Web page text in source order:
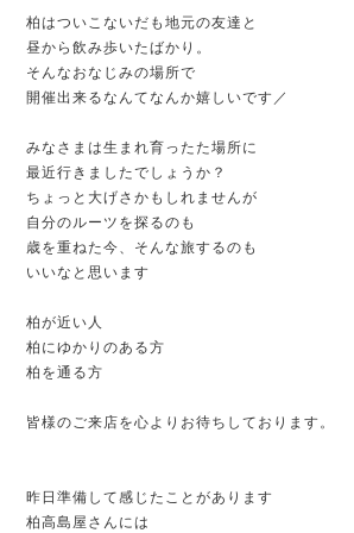
柏はついこないだも地元の友達と
昼から飲み歩いたばかり。
そんなおなじみの場所で
開催出来るなんてなんか嬉しいです／
みなさまは生まれ育ったた場所に
最近行きましたでしょうか？
ちょっと大げさかもしれませんが
自分のルーツを探るのも
歳を重ねた今、そんな旅するのも
いいな と思います
柏が近い人
柏にゆかりのある方
柏を通る方
皆様のご来店を心よりお待ちしております。
昨日準備して感じたことがあります
柏高島屋さんには